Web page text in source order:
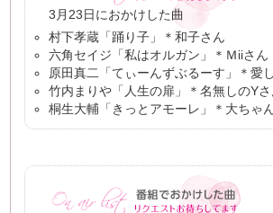
3月23日におかけした曲
村下孝蔵「踊り子」＊和子さん
六角セイジ「私はオルガン」＊Ｍiiさん
原田真二「てぃーんずぶるーす」＊愛
竹内まりや「人生の扉」＊名無しのYさ
桐生大輔「きっとアモーレ」＊大ちゃ